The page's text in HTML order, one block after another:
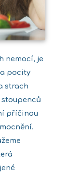
nemocí, je
pocity
strach
stoupenců
příčinou